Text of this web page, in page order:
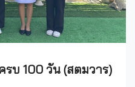
บ 100 วัน (สตมวาร)